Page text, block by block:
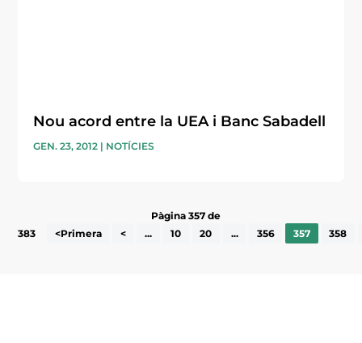
Nou acord entre la UEA i Banc Sabadell
GEN. 23, 2012 | NOTÍCIES
Pàgina 357 de
383
<Primera < ... 10 20 ... 356 357 358